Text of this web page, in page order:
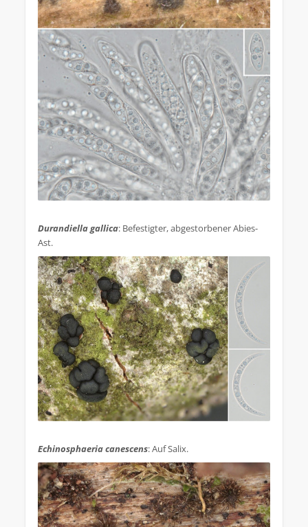
Durandiella gallica: Befestigter, abgestorbener Abies-
Ast.
Echinosphaeria canescens: Auf Salix.